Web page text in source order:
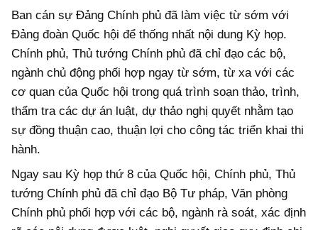
Ban cán sự Đảng Chính phủ đã làm việc từ sớm với
Đảng đoàn Quốc hội để thống nhất nội dung Kỳ họp.
Chính phủ, Thủ tướng Chính phủ đã chỉ đạo các bộ,
ngành chủ động phối hợp ngay từ sớm, từ xa với các
cơ quan của Quốc hội trong quá trình soạn thảo, trình,
thẩm tra các dự án luật, dự thảo nghị quyết nhằm tạo
sự đồng thuận cao, thuận lợi cho công tác triển khai thi
hành.
Ngay sau Kỳ họp thứ 8 của Quốc hội, Chính phủ, Thủ
tướng Chính phủ đã chỉ đạo Bộ Tư pháp, Văn phòng
Chính phủ phối hợp với các bộ, ngành rà soát, xác định